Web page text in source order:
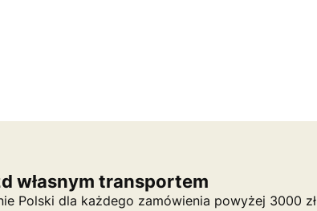
własnym transportem
Polski dla każdego zamówienia powyżej 3000 zł